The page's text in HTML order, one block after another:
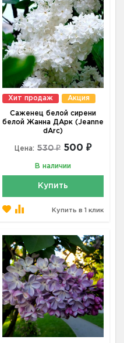
Хит продаж Акция
Саженец белой сирени
белой Жанна ДАрк (Jeanne
dArc)
Цена: 530 ₽ 500 ₽
В наличии
Купить
Купить в 1 клик